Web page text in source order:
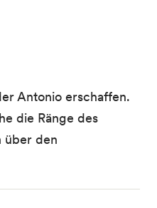
Antonio erschaffen.
die Ränge des
über den